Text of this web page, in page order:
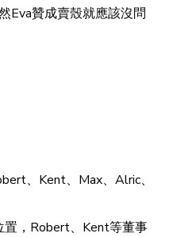
Eva贊成賣殼就應該沒問
、Kent、Max、Alric、
置，Robert、Kent等董事